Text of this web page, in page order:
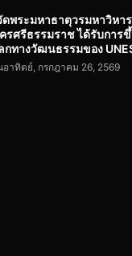
ดพระมหาธาตุวรมหาวิหา
รศรีธรรมราช ได้รับการ
กทางวัฒนธรรมของ
อาทิตย์, กรกฎาคม 26, 2569